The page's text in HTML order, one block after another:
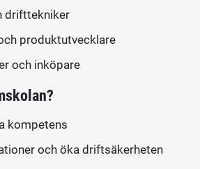
drifttekniker
produktutvecklare
och inköpare
kompetens
och öka driftsäkerheten